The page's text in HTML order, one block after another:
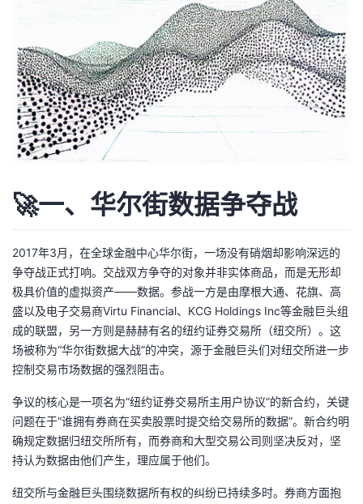
的
课
程
我
的
认
证
我
的
实
验
我
的
收
术
支
持
云
声
建
议
🚀一、华尔街数据争夺战
2017年3月，在全球金融中心华尔街，一场没有硝烟却影响深远的
争夺战正式打响。交战双方争夺的对象并非实体商品，而是无形却
极具价值的虚拟资产——数据。参战一方是由摩根大通、花旗、高
盛以及电子交易商Virtu Financial、KCG Holdings Inc等金融巨头组
成的联盟，另一方则是赫赫有名的纽约证券交易所（纽交所）。这
场被称为“华尔街数据大战”的冲突，源于金融巨头们对纽交所进一步
控制交易市场数据的强烈阻击。
争议的核心是一项名为“纽约证券交易所主用户协议”的新合约，关键
问题在于“谁拥有券商在买卖股票时提交给交易所的数据”。新合约明
确规定数据归纽交所所有，而券商和大型交易公司则坚决反对，坚
持认为数据由他们产生，理应属于他们。
纽交所与金融巨头围绕数据所有权的纠纷已持续多时。券商方面抱